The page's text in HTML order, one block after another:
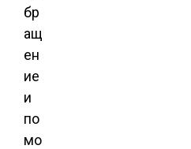
бр
ащ
ен
ие
и
по
мо